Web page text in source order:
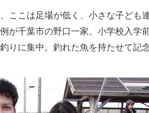
ここは足場が低く、小さな子ども
が千葉市の野口一家。小学校入学
りに集中。釣れた魚を持たせて記